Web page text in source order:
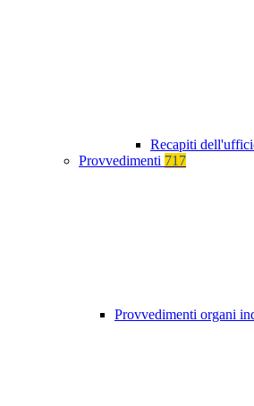
Recapiti
Provvedimenti 717
Provvedimenti organi